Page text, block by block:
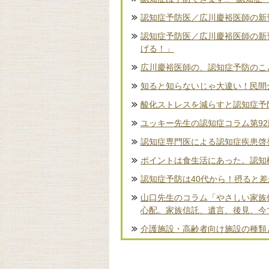
認知症予防医／広川慶裕医師の
認知症予防医／広川慶裕医師の
げる！」
広川慶裕医師の、認知症予防の
知ると知らないじゃ大違い！民
酸化ストレスを減らすと認知症
ユッキー先生の認知症コラム第
認知症専門医による認知症疾患
ポイントは食生活にあった。認
認知症予防は40代から！摂ると
山口先生のコラム「やさしい家
心配。家族信託、遺言、後見、
介護施設・高齢者向け施設の種類